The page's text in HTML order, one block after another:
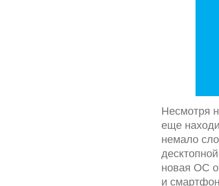
Несмотря
еще
немало
новая ОС
и